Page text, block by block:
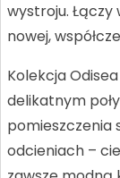
wystroju. Łączy
nowej,
Kolekcja
delikatnym
pomieszczenia
odcieniach –